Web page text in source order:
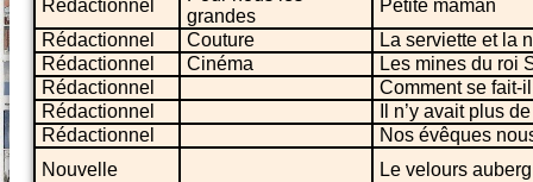
Rédactionnel
grandes
Petite maman
Rédactionnel
Couture
La serviette et la
Rédactionnel
Cinéma
Les mines du roi
Rédactionnel
Comment se fait-
Rédactionnel
Il n’y avait plus
Rédactionnel
Nos évêques
Nouvelle
Le velours